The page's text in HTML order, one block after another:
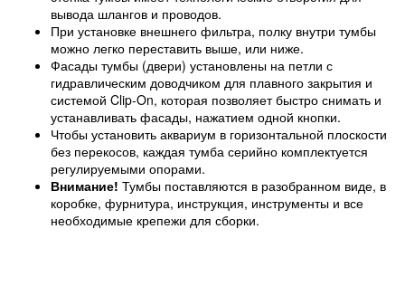
вывода шлангов и проводов.
При установке внешнего фильтра, полку внутри тумбы
можно легко переставить выше, или ниже.
Фасады тумбы (двери) установлены на петли с
гидравлическим доводчиком для плавного закрытия и
системой Clip-On, которая позволяет быстро снимать и
устанавливать фасады, нажатием одной кнопки.
Чтобы установить аквариум в горизонтальной плоскости
без перекосов, каждая тумба серийно комплектуется
регулируемыми опорами.
Внимание! Тумбы поставляются в разобранном виде, в
коробке, фурнитура, инструкция, инструменты и все
необходимые крепежи для сборки.